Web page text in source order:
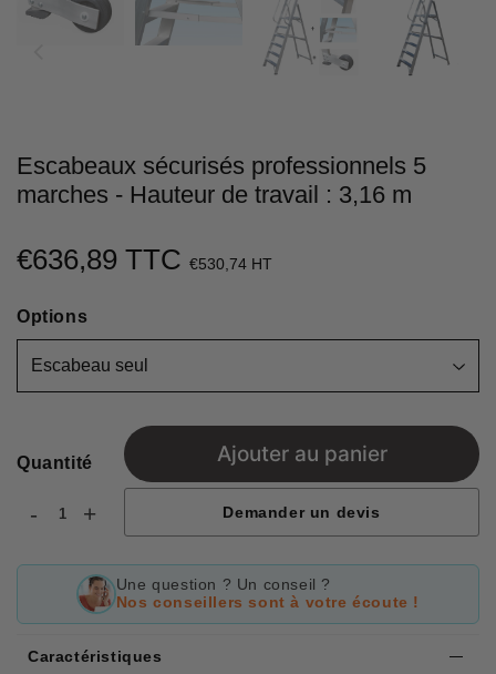
Escabeaux sécurisés professionnels 5
marches - Hauteur de travail : 3,16 m
€636,89 TTC €530,74 HT
price
Options
Quantité
- +
Ajouter au panier
Demander un devis
Une question ? Un conseil ?
Nos conseillers sont à votre écoute !
Caractéristiques